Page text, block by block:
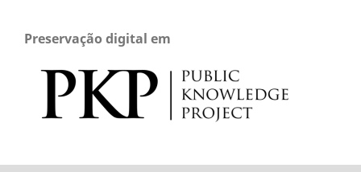
Preservação digital em